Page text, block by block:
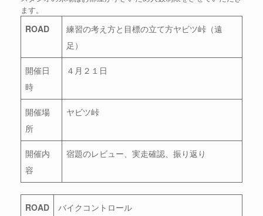
ます。
ROAD
練習の考え方と目標の立て方ヤビツ峠（遠
足）
開催日
時
４月２１日
開催場
所
ヤビツ峠
開催内
容
宿題のレビュー、実走確認、振り返り
ROAD バイクコントロール